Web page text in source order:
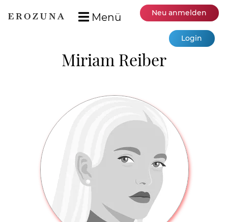
Menü Neu anmelden
Login
Miriam Reiber